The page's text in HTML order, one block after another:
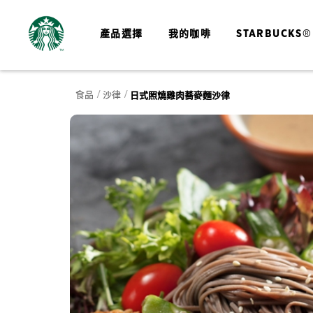
產品選擇 我的咖啡
食品 沙律 日式照燒雞肉蕎麥麵沙律